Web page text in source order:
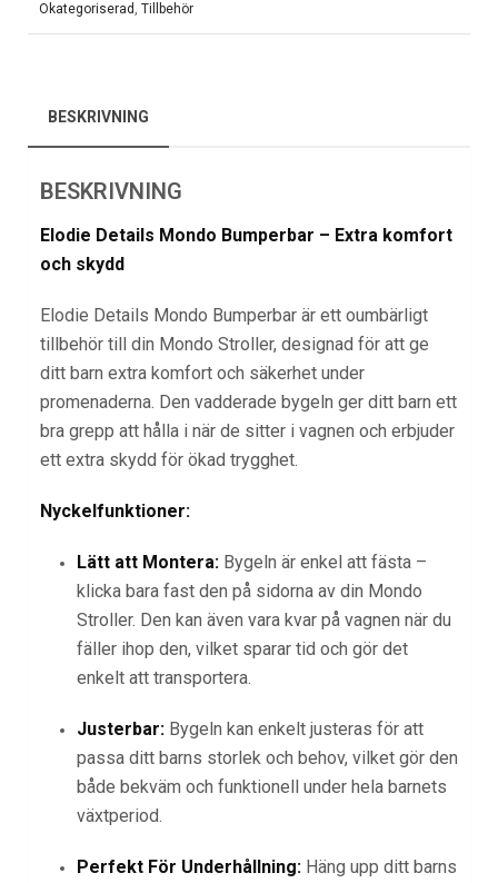
Okategoriserad , Tillbehör
BESKRIVNING
BESKRIVNING
Elodie Details Mondo Bumperbar – Extra komfort
och skydd
Elodie Details Mondo Bumperbar är ett oumbärligt
tillbehör till din Mondo Stroller, designad för att ge
ditt barn extra komfort och säkerhet under
promenaderna. Den vadderade bygeln ger ditt barn ett
bra grepp att hålla i när de sitter i vagnen och erbjuder
ett extra skydd för ökad trygghet.
Nyckelfunktioner:
Lätt att Montera:Bygeln är enkel att fästa –
klicka bara fast den på sidorna av din Mondo
Stroller. Den kan även vara kvar på vagnen när du
fäller ihop den, vilket sparar tid och gör det
enkelt att transportera.
Justerbar:Bygeln kan enkelt justeras för att
passa ditt barns storlek och behov, vilket gör den
både bekväm och funktionell under hela barnets
växtperiod.
Perfekt För Underhållning:Häng upp ditt barns